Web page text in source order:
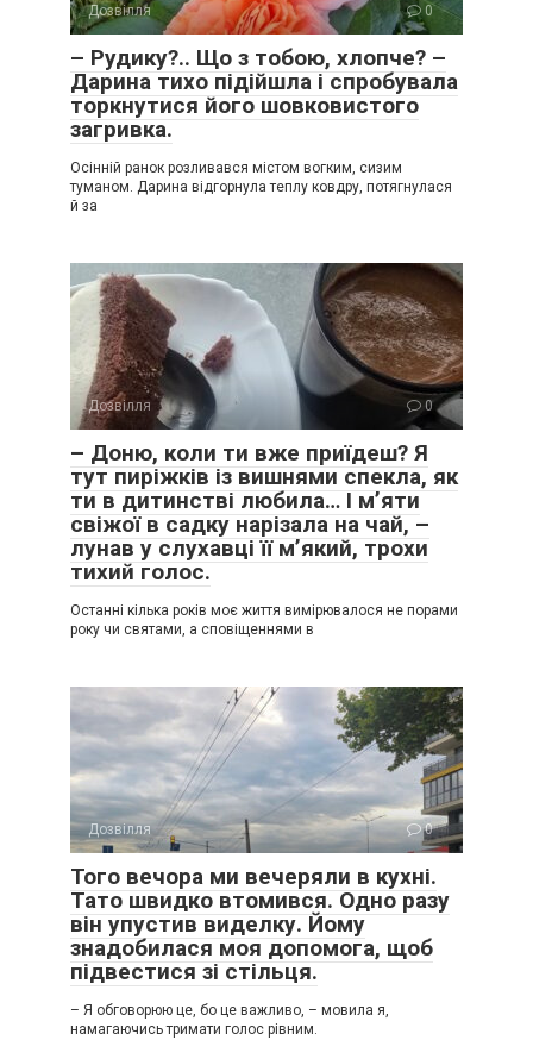
Дозвілля 0
– Рудику?.. Що з тобою, хлопче? –
Дарина тихо підійшла і спробувала
торкнутися його шовковистого
загривка.
Осінній ранок розливався містом вогким, сизим
туманом. Дарина відгорнула теплу ковдру, потягнулася
й за
Дозвілля 0
– Доню, коли ти вже приїдеш? Я
тут пиріжків із вишнями спекла, як
ти в дитинстві любила… І м’яти
свіжої в садку нарізала на чай, –
лунав у слухавці її м’який, трохи
тихий голос.
Останні кілька років моє життя вимірювалося не порами
року чи святами, а сповіщеннями в
Дозвілля 0
Того вечора ми вечеряли в кухні.
Тато швидко втомився. Одно разу
він упустив виделку. Йому
знадобилася моя допомога, щоб
підвестися зі стільця.
– Я обговорюю це, бо це важливо, – мовила я,
намагаючись тримати голос рівним.